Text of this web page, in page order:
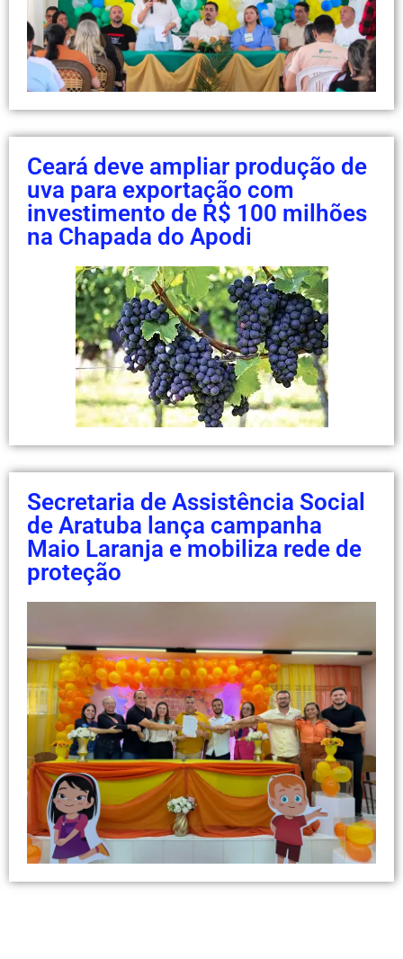
Ceará deve ampliar produção de
uva para exportação com
investimento de R$ 100 milhões
na Chapada do Apodi
Secretaria de Assistência Social
de Aratuba lança campanha
Maio Laranja e mobiliza rede de
proteção